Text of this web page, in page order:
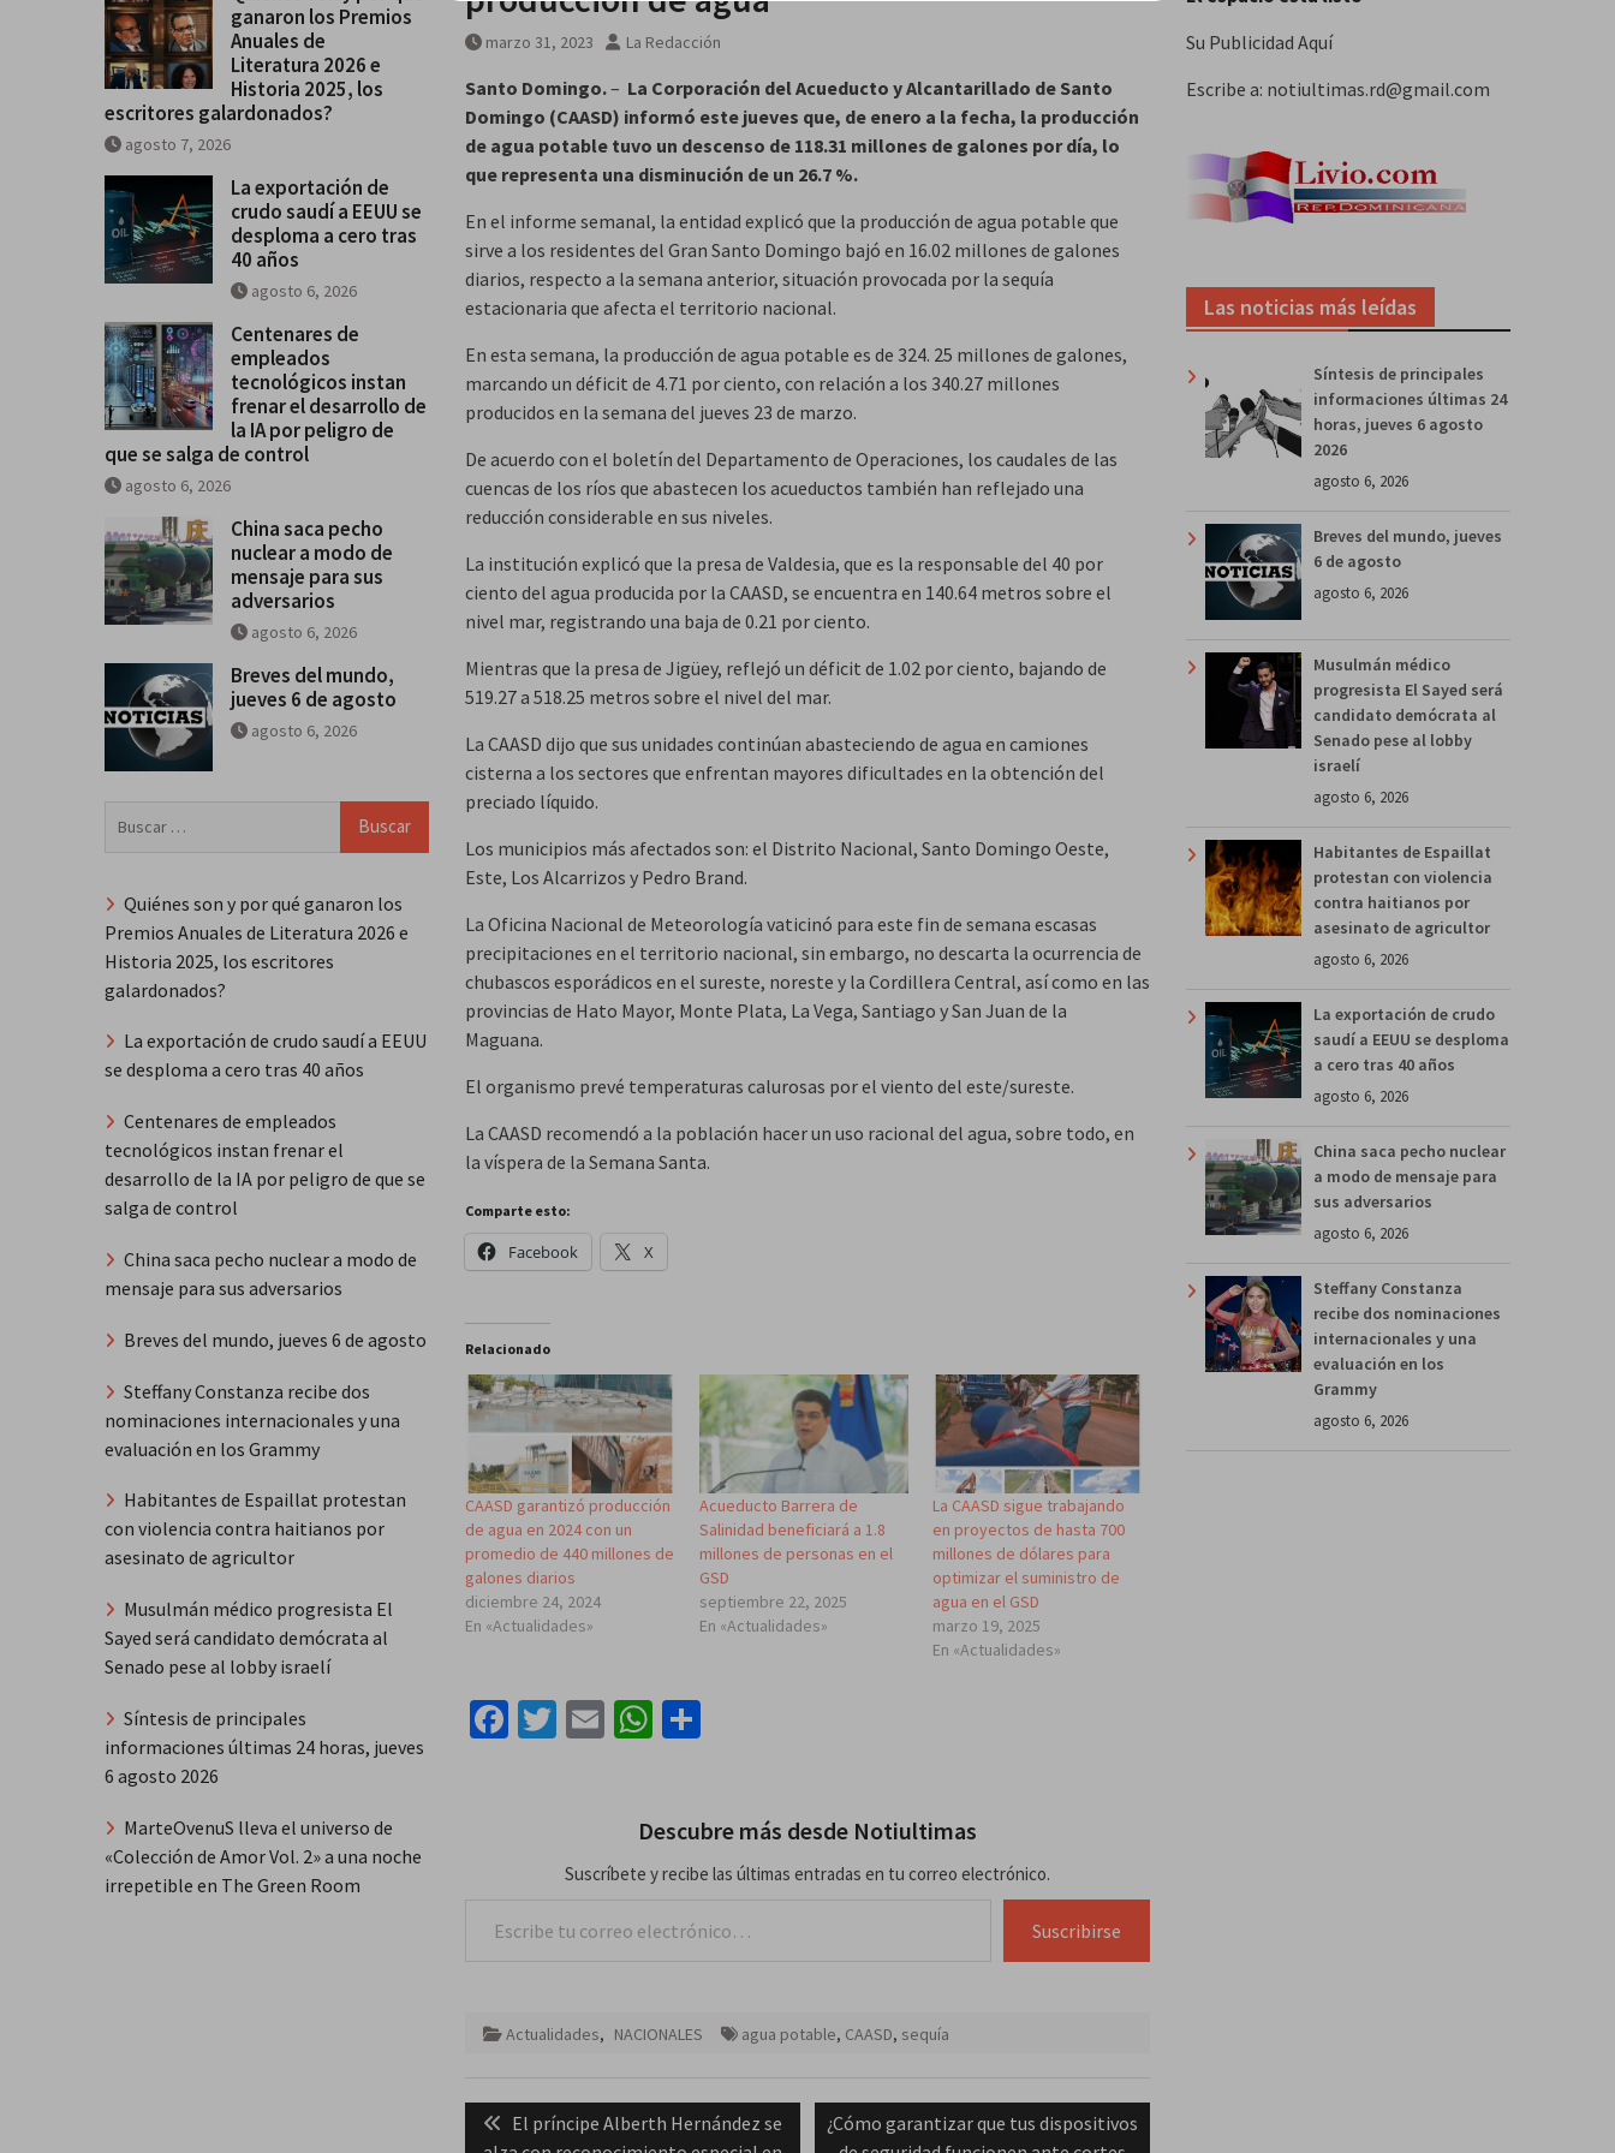
Historia 2025, los escritores
galardonados?
marzo 31, 2023 La Redacción
Santo Domingo.– La Corporación del Acueducto y Alcantarillado de Santo
Domingo (CAASD) informó este jueves que, de enero a la fecha, la producción
de agua potable tuvo un descenso de 118.31 millones de galones por día, lo
que representa una disminución de un 26.7 %.
En el informe semanal, la entidad explicó que la producción de agua potable que
sirve a los residentes del Gran Santo Domingo bajó en 16.02 millones de galones
diarios, respecto a la semana anterior, situación provocada por la sequía
estacionaria que afecta el territorio nacional.
En esta semana, la producción de agua potable es de 324. 25 millones de galones,
marcando un déficit de 4.71 por ciento, con relación a los 340.27 millones
producidos en la semana del jueves 23 de marzo.
De acuerdo con el boletín del Departamento de Operaciones, los caudales de las
cuencas de los ríos que abastecen los acueductos también han reflejado una
reducción considerable en sus niveles.
La institución explicó que la presa de Valdesia, que es la responsable del 40 por
ciento del agua producida por la CAASD, se encuentra en 140.64 metros sobre el
nivel mar, registrando una baja de 0.21 por ciento.
Mientras que la presa de Jigüey, reflejó un déficit de 1.02 por ciento, bajando de
519.27 a 518.25 metros sobre el nivel del mar.
La CAASD dijo que sus unidades continúan abasteciendo de agua en camiones
cisterna a los sectores que enfrentan mayores dificultades en la obtención del
preciado líquido.
Los municipios más afectados son: el Distrito Nacional, Santo Domingo Oeste,
Este, Los Alcarrizos y Pedro Brand.
La Oficina Nacional de Meteorología vaticinó para este fin de semana escasas
precipitaciones en el territorio nacional, sin embargo, no descarta la ocurrencia de
chubascos esporádicos en el sureste, noreste y la Cordillera Central, así como en las
provincias de Hato Mayor, Monte Plata, La Vega, Santiago y San Juan de la
Maguana.
El organismo prevé temperaturas calurosas por el viento del este/sureste.
La CAASD recomendó a la población hacer un uso racional del agua, sobre todo, en
la víspera de la Semana Santa.
Comparte esto:
Facebook X
Relacionado
CAASD garantizó producción
de agua en 2024 con un
promedio de 440 millones de
galones diarios
diciembre 24, 2024
En «Actualidades»
Acueducto Barrera de
Salinidad beneficiará a 1.8
millones de personas en el
GSD
septiembre 22, 2025
En «Actualidades»
La CAASD sigue trabajando
en proyectos de hasta 700
millones de dólares para
optimizar el suministro de
agua en el GSD
marzo 19, 2025
En «Actualidades»
Facebook
Twitter
EmailWhatsApp
Descubre más desde Notiultimas
Suscríbete y recibe las últimas entradas en tu correo electrónico.
Suscribirse
Actualidades, NACIONALES agua potable, CAASD, sequía
Navegación
de
Previous
El príncipe Alberth Hernández se
Next
¿Cómo garantizar que tus dispositivos
Su Publicidad Aquí
Escribe a: notiultimas.rd@gmail.com
Las noticias más leídas
Síntesis de principales
informaciones últimas 24
horas, jueves 6 agosto
2026
agosto 6, 2026
Breves del mundo, jueves
6 de agosto
agosto 6, 2026
Musulmán médico
progresista El Sayed será
candidato demócrata al
Senado pese al lobby
israelí
agosto 6, 2026
Habitantes de Espaillat
protestan con violencia
contra haitianos por
asesinato de agricultor
agosto 6, 2026
La exportación de crudo
saudí a EEUU se desploma
a cero tras 40 años
agosto 6, 2026
China saca pecho nuclear
a modo de mensaje para
sus adversarios
agosto 6, 2026
Steffany Constanza
recibe dos nominaciones
internacionales y una
evaluación en los
Grammy
agosto 6, 2026
ganaron los Premios
Anuales de
Literatura 2026 e
Historia 2025, los
escritores galardonados?
agosto 7, 2026
La exportación de
crudo saudí a EEUU se
desploma a cero tras
40 años
agosto 6, 2026
Centenares de
empleados
tecnológicos instan
frenar el desarrollo de
la IA por peligro de
que se salga de control
agosto 6, 2026
China saca pecho
nuclear a modo de
mensaje para sus
adversarios
agosto 6, 2026
Breves del mundo,
jueves 6 de agosto
agosto 6, 2026
Quiénes son y por qué ganaron los
Premios Anuales de Literatura 2026 e
Historia 2025, los escritores
galardonados?
La exportación de crudo saudí a EEUU
se desploma a cero tras 40 años
Centenares de empleados
tecnológicos instan frenar el
desarrollo de la IA por peligro de que se
salga de control
China saca pecho nuclear a modo de
mensaje para sus adversarios
Breves del mundo, jueves 6 de agosto
Steffany Constanza recibe dos
nominaciones internacionales y una
evaluación en los Grammy
Habitantes de Espaillat protestan
con violencia contra haitianos por
asesinato de agricultor
Musulmán médico progresista El
Sayed será candidato demócrata al
Senado pese al lobby israelí
Síntesis de principales
informaciones últimas 24 horas, jueves
6 agosto 2026
MarteOvenuS lleva el universo de
«Colección de Amor Vol. 2» a una noche
irrepetible en The Green Room